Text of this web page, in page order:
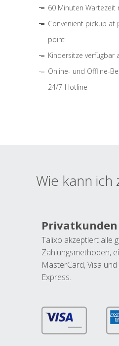
60 Minuten Wartezeit
Convenient pickup at
point
Kindersitze verfügbar
Online- und Offline-
24/7-Hotline
Wie kann ich
Privatkunden
Talixo akzeptiert alle
Zahlungsmethoden,
MasterCard, Visa
Express.